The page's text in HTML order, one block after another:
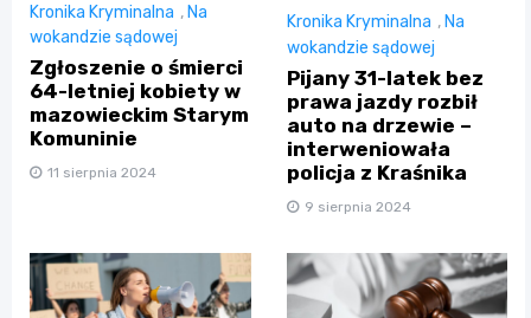
Kronika Kryminalna , Na
wokandzie sądowej
Zgłoszenie o śmierci
64-letniej kobiety w
mazowieckim Starym
Komuninie
11 sierpnia 2024
Kronika Kryminalna , Na
wokandzie sądowej
Pijany 31-latek bez
prawa jazdy rozbił
auto na drzewie –
interweniowała
policja z Kraśnika
9 sierpnia 2024